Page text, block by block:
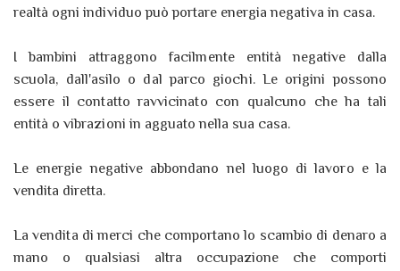
realtà ogni individuo può portare energia negativa in casa.
I bambini attraggono facilmente entità negative dalla
scuola, dall'asilo o dal parco giochi. Le origini possono
essere il contatto ravvicinato con qualcuno che ha tali
entità o vibrazioni in agguato nella sua casa.
Le energie negative abbondano nel luogo di lavoro e la
vendita diretta.
La vendita di merci che comportano lo scambio di denaro a
mano o qualsiasi altra occupazione che comporti